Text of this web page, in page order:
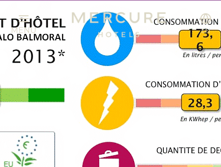
MENU EN